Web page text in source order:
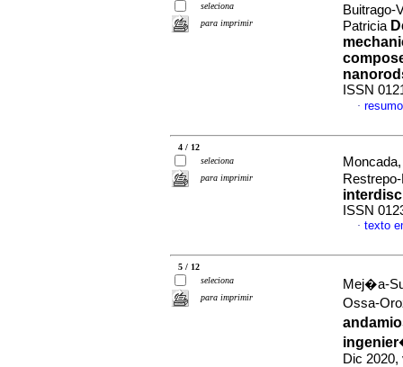
seleciona
para imprimir
Buitrago-
Patricia
ISSN
·
4 / 12
seleciona
para imprimir
ISSN
· texto
5 / 12
seleciona
para imprimir
Mej�a-
Ossa-
Dic 2020,